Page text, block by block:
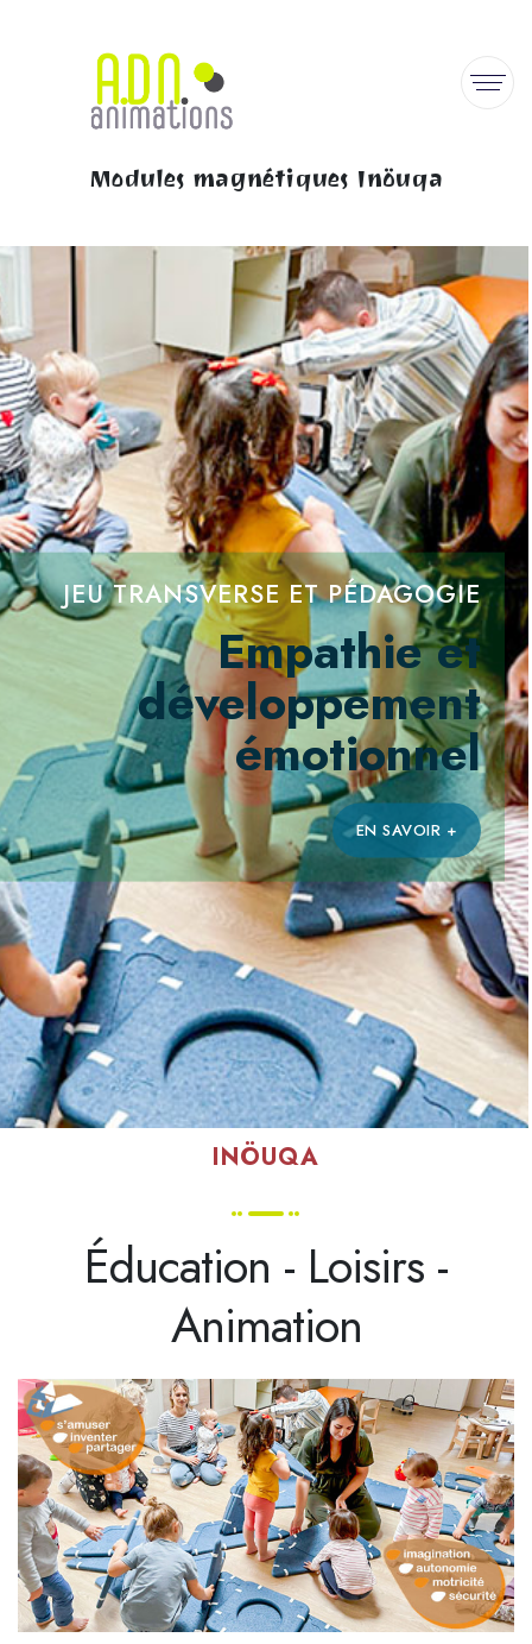
Modules magnétiques Inöuqa
PRÊT À CONSTRUIRE !?
Modules de
construction
magnétiques géants
pour créer des
cabanes, fusées,
animaux et châteaux
forts.
EN SAVOIR +
INÖUQA
Éducation - Loisirs -
Animation